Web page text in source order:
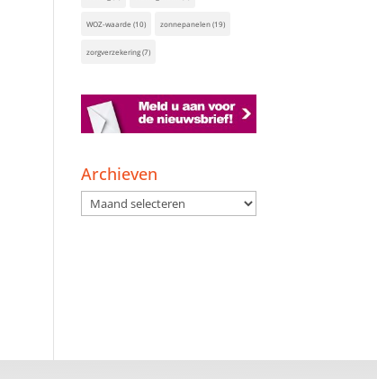
WOZ-waarde (10) zonnepanelen(19)
zorgverzekering(7)
Archieven
Archieven
Een hypotheek na uw